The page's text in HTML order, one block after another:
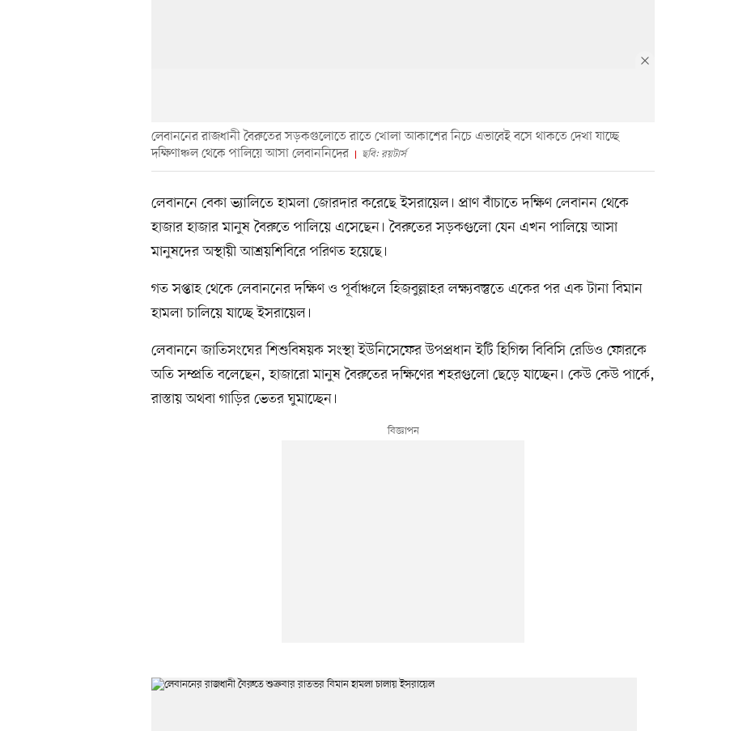
লেবাননের রাজধানী বৈরুতের সড়কগুলোতে রাতে খোলা আকাশের নিচে এভাবেই বসে থাকতে দেখা যাচ্ছে
দক্ষিণাঞ্চল থেকে পালিয়ে আসা লেবাননিদের
ছবি: রয়টার্স
লেবাননে বেকা ভ্যালিতে হামলা জোরদার করেছে ইসরায়েল। প্রাণ বাঁচাতে দক্ষিণ লেবানন থেকে
হাজার হাজার মানুষ বৈরুতে পালিয়ে এসেছেন। বৈরুতের সড়কগুলো যেন এখন পালিয়ে আসা
মানুষদের অস্থায়ী আশ্রয়শিবিরে পরিণত হয়েছে।
গত সপ্তাহ থেকে লেবাননের দক্ষিণ ও পূর্বাঞ্চলে হিজবুল্লাহর লক্ষ্যবস্তুতে একের পর এক টানা বিমান
হামলা চালিয়ে যাচ্ছে ইসরায়েল।
লেবাননে জাতিসংঘের শিশুবিষয়ক সংস্থা ইউনিসেফের উপপ্রধান ইটি হিগিন্স বিবিসি রেডিও ফোরকে
অতি সম্প্রতি বলেছেন, হাজারো মানুষ বৈরুতের দক্ষিণের শহরগুলো ছেড়ে যাচ্ছেন। কেউ কেউ পার্কে,
রাস্তায় অথবা গাড়ির ভেতর ঘুমাচ্ছেন।